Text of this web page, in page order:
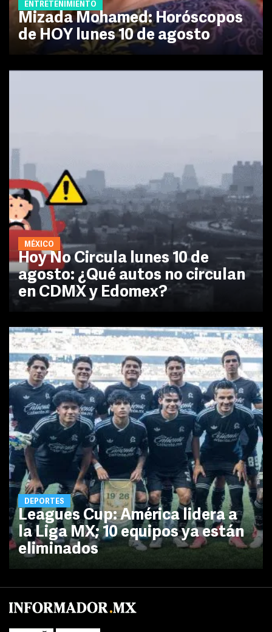
ENTRETENIMIENTO
Mizada Mohamed: Horóscopos
de HOY lunes 10 de agosto
MÉXICO
Hoy No Circula lunes 10 de
agosto: ¿Qué autos no circulan
en CDMX y Edomex?
DEPORTES
Leagues Cup: América lidera a
la Liga MX; 10 equipos ya están
eliminados